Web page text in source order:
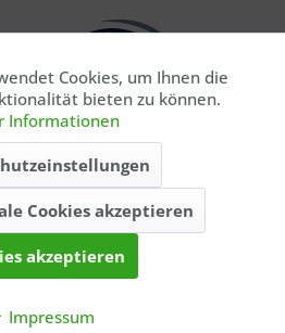
inkl. gesetzl. Mehrwertsteuer zzgl.
, wenn nicht anders beschrieben. Die
andere Länder entnehmen Sie bitte der
Versand & Zahlung
Aktiv
Aktiv
Aktiv
Cookies, um Ihnen die
bieten zu können.
Informationen
Cookies akzeptieren
akzeptieren
Impressum